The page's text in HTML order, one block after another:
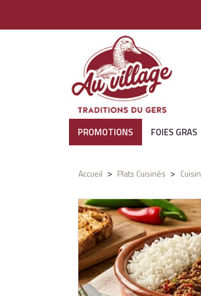
PROMOTIONS FOIES GRAS
Accueil Plats Cuisinés